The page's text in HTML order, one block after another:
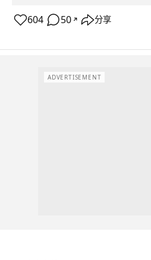
604 50 ↗ 分享
ADVERTISEMENT